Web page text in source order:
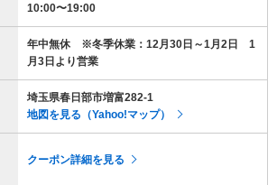
10:00〜19:00
年中無休 ※冬季休業：12月30日～1月2日 1
月3日より営業
埼玉県春日部市増富282-1
地図を見る（Yahoo!マップ）
クーポン詳細を見る